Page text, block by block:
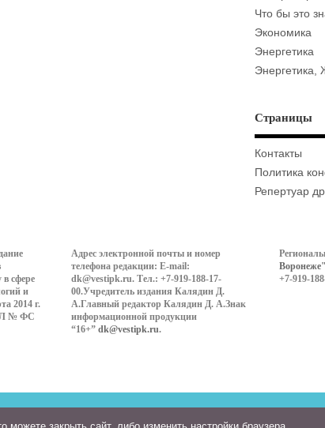
Что бы это
Экономика
Энергетика
Энергетика,
Страницы
Контакты
Политика
Репертуар
в сфере
и
2014 г.
ЭЛ № ФС
Адрес электронной почты и номер
телефона редакции: E-mail:
dk@vestipk.ru. Тел.: +7-919-188-17-
00.Учредитель издания Калядин Д.
А.Главный редактор Калядин Д. А.Знак
информационной продукции
“16+” dk@vestipk.ru.
+7-919-